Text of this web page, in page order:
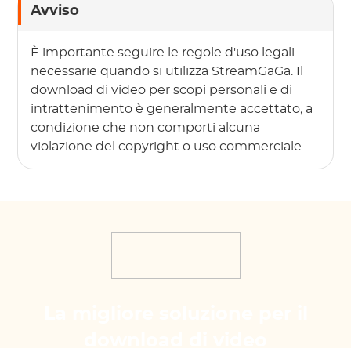
Avviso
È importante seguire le regole d'uso legali
necessarie quando si utilizza StreamGaGa. Il
download di video per scopi personali e di
intrattenimento è generalmente accettato, a
condizione che non comporti alcuna
violazione del copyright o uso commerciale.